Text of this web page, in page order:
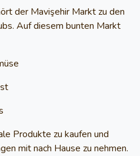
der Mavişehir Marktzu den
Auf diesem bunten Markt
Produkte zu kaufen und
mit nach Hause zu nehmen.